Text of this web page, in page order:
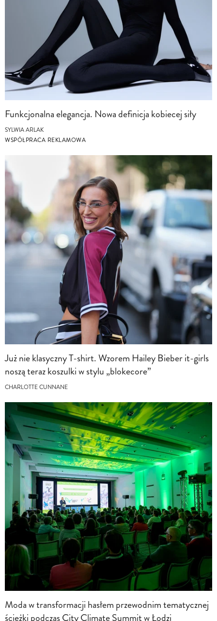
Funkcjonalna elegancja. Nowa definicja kobiecej siły
SYLWIA ARLAK
WSPÓŁPRACA REKLAMOWA
Już nie klasyczny T-shirt. Wzorem Hailey Bieber it-girls
noszą teraz koszulki w stylu „blokecore”
CHARLOTTE CUNNANE
Moda w transformacji hasłem przewodnim tematycznej
ścieżki podczas City Climate Summit w Łodzi